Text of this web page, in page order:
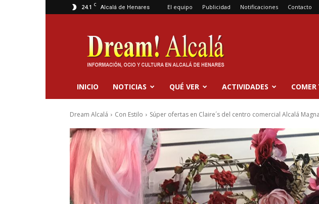
24.1 C Alcalá de Henares El equipo Publicidad Notificaciones Contacto
Dream
Alcalá
INICIO NOTICIAS QUÉ VER ACTIVIDADES
Dream Alcalá Con Estilo Súper ofertas en Claire´s del centro comercial Alcalá Magna